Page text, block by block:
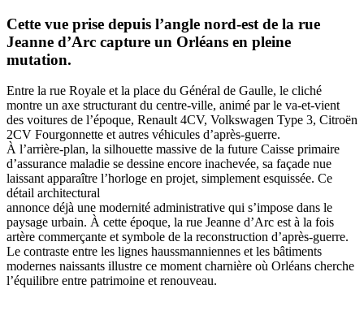
Cette vue prise depuis l’angle nord-est de la rue
Jeanne d’Arc capture un Orléans en pleine
mutation.
Entre la rue Royale et la place du Général de Gaulle, le cliché
montre un axe structurant du centre-ville, animé par le va-et-vient
des voitures de l’époque, Renault 4CV, Volkswagen Type 3, Citroën
2CV Fourgonnette et autres véhicules d’après-guerre.
À l’arrière-plan, la silhouette massive de la future Caisse primaire
d’assurance maladie se dessine encore inachevée, sa façade nue
laissant apparaître l’horloge en projet, simplement esquissée. Ce
détail architectural
annonce déjà une modernité administrative qui s’impose dans le
paysage urbain. À cette époque, la rue Jeanne d’Arc est à la fois
artère commerçante et symbole de la reconstruction d’après-guerre.
Le contraste entre les lignes haussmanniennes et les bâtiments
modernes naissants illustre ce moment charnière où Orléans cherche
l’équilibre entre patrimoine et renouveau.